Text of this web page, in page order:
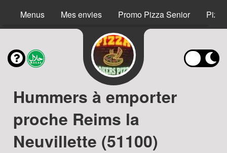
Menus Mes envies Promo Pizza Senior
Hummers à emporter
proche Reims la
Neuvillette (51100)